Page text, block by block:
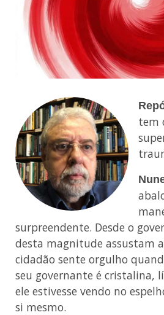
tem
surpreendente. Desde o
desta magnitude assustam
cidadão sente orgulho
seu governante é cristalina,
ele estivesse vendo no
si mesmo.